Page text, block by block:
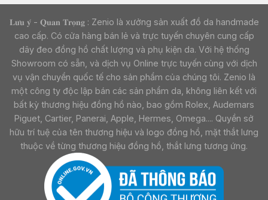
𝐋𝐮̛𝐮 𝐲́ - 𝐐𝐮𝐚𝐧 𝐓𝐫𝐨̣𝐧𝐠 : Zenio là xưởng sản xuất đồ da handmade
cao cấp. Có cửa hàng bán lẻ và trực tuyến chuyên cung cấp
dây đeo đồng hồ chất lượng và phụ kiện da. Với hệ thống
Showroom có sẵn, và dịch vụ Online trực tuyến cùng với dịch
vụ vận chuyển quốc tế cho sản phẩm của chúng tôi. Zenio là
một công ty độc lập bán các sản phẩm da, không liên kết với
bất kỳ thương hiệu đồng hồ nào, bao gồm Rolex, Audemars
Piguet, Cartier, Panerai, Apple, Hermes, Omega.... Quyền sở
hữu trí tuệ của tên thương hiệu và logo đồng hồ, mặt thắt lưng
thuộc về từng thương hiệu đồng hồ, thắt lưng tương ứng.